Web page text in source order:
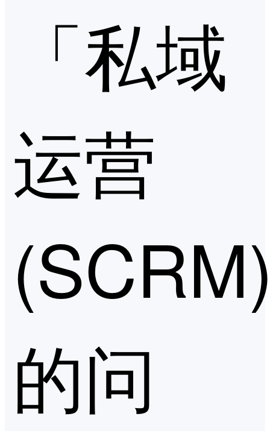
「私域
运营
的问